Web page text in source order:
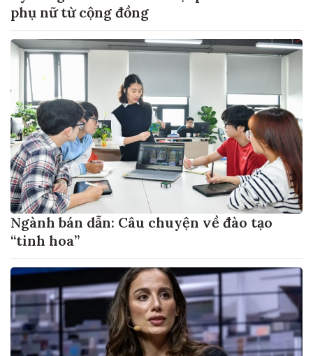
phụ nữ từ cộng đồng
Ngành bán dẫn: Câu chuyện về đào tạo
“tinh hoa”